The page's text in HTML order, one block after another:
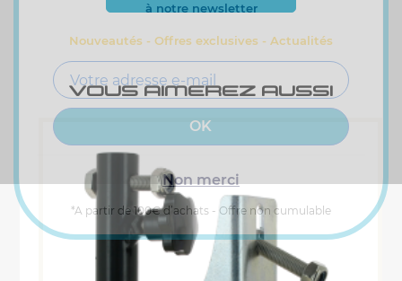
VOUS AIMEREZ AUSSI
à notre newsletter
Nouveautés - Offres exclusives - Actualités
Non merci
*A partir de 100€ d’achats - Offre non cumulable